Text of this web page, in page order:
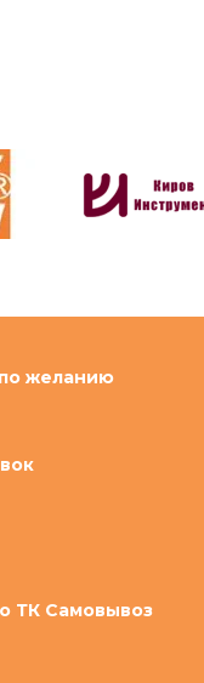
желанию
ТК Самовывоз